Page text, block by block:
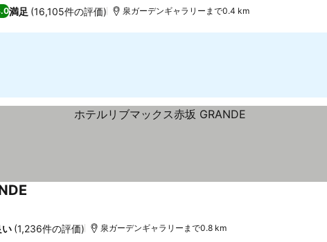
満足 (16,105件の評価) 泉ガーデンギャラリーまで0.4 km
い (1,236件の評価) 泉ガーデンギャラリーまで0.8 km